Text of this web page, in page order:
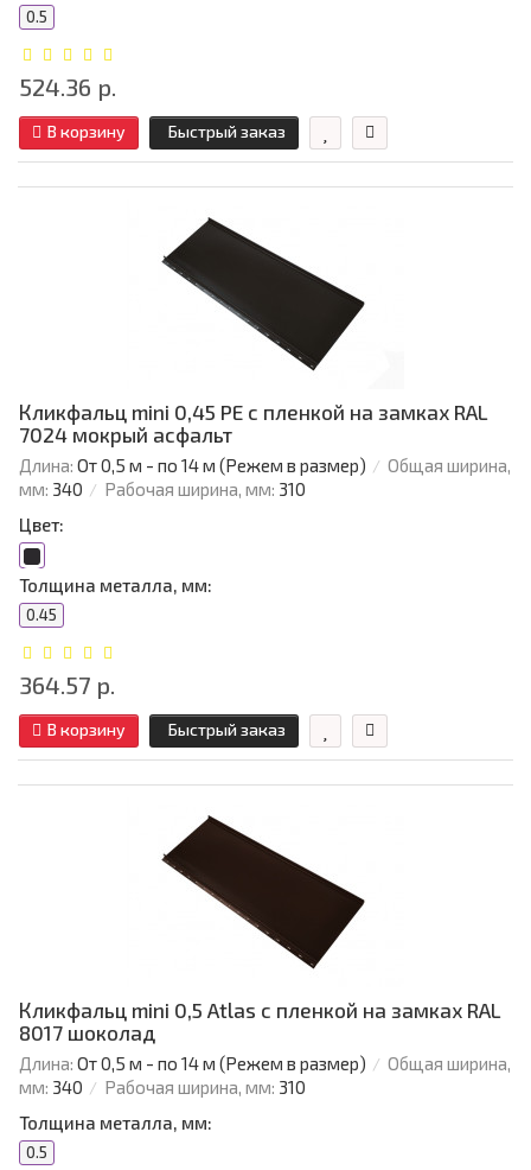
0.5
524.36 р.
В корзину Быстрый заказ
Кликфальц mini 0,45 PE с пленкой на замках RAL
7024 мокрый асфальт
Длина: От 0,5 м - по 14 м (Режем в размер)
Общая ширина,
мм: 340 Рабочая ширина, мм: 310
Цвет:
Толщина металла, мм:
0.45
364.57 р.
В корзину Быстрый заказ
Кликфальц mini 0,5 Atlas с пленкой на замках RAL
8017 шоколад
Длина: От 0,5 м - по 14 м (Режем в размер)
Общая ширина,
мм: 340 Рабочая ширина, мм: 310
Толщина металла, мм:
0.5